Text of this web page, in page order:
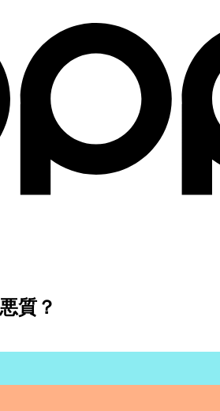
質？